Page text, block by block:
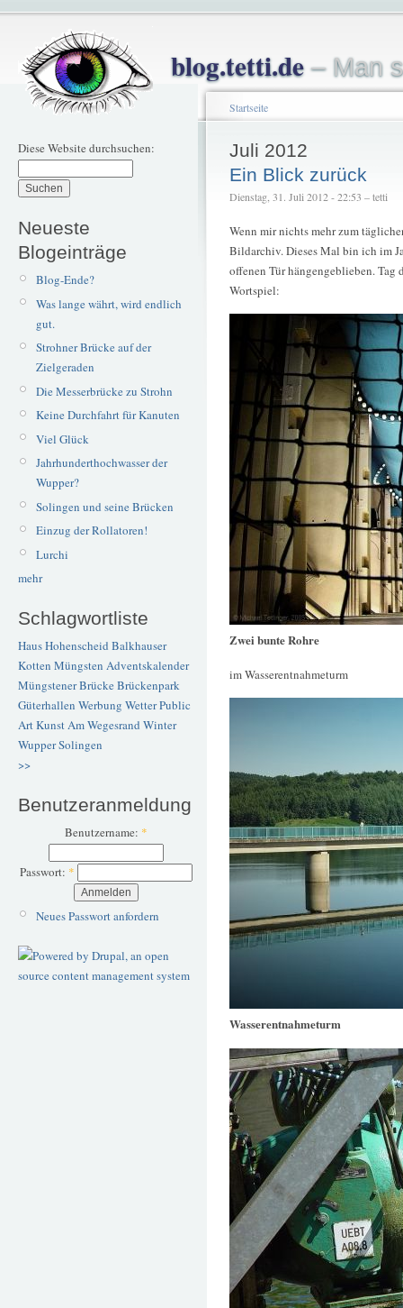
blog.tetti.de– Man
Diese Website durchsuchen:
Neueste
Blogeinträge
Blog-Ende?
Was lange währt, wird endlich
gut.
Strohner Brücke auf der
Zielgeraden
Die Messerbrücke zu Strohn
Keine Durchfahrt für Kanuten
Viel Glück
Jahrhunderthochwasser der
Wupper?
Solingen und seine Brücken
Einzug der Rollatoren!
Lurchi
mehr
Schlagwortliste
Haus Hohenscheid Balkhauser
Kotten Müngsten Adventskalender
Müngstener BrückeBrückenpark
Güterhallen Werbung WetterPublic
ArtKunstAm Wegesrand Winter
WupperSolingen
>>
Benutzeranmeldung
Benutzername: *
Passwort: *
Neues Passwort anfordern
Startseite
Juli 2012
Ein Blick zurück
Dienstag, 31. Juli 2012 - 22:53 – tetti
Wenn mir nichts mehr zum
Bildarchiv. Dieses Mal bin ich im
offenen Tür hängengeblieben. Tag
Wortspiel:
Zwei bunte Rohre
im Wasserentnahmeturm
Wasserentnahmeturm